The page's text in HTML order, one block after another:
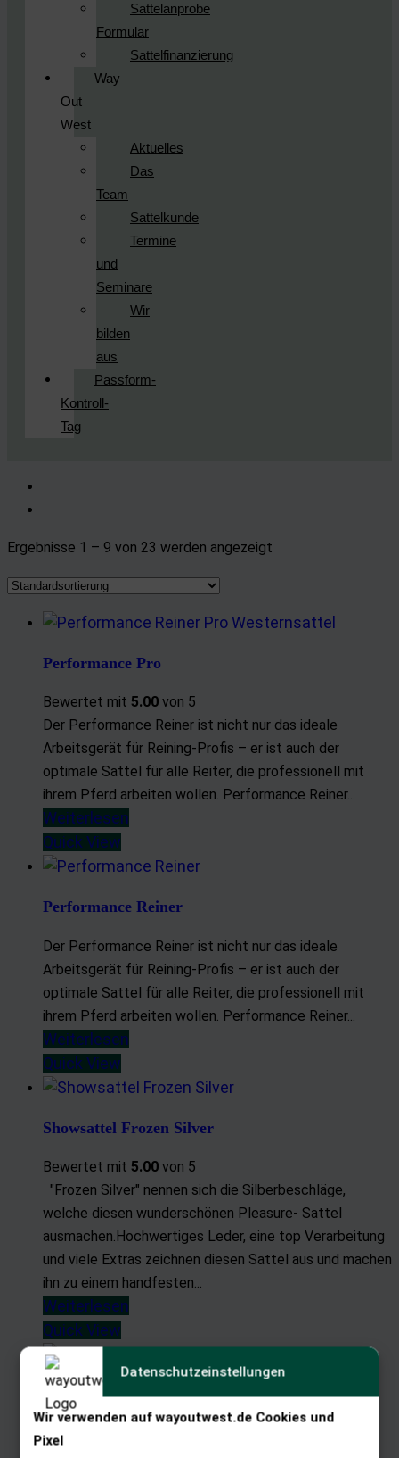
Sattelanprobe
Formular
Sattelfinanzierung
Way
Out
West
Aktuelles
Das
Team
Sattelkunde
Termine
und
Seminare
Wir
bilden
aus
Passform-
Kontroll-
Tag
Ergebnisse 1 – 9 von 23 werden angezeigt
Performance Pro
Bewertet mit 5.00 von 5
Der Performance Reiner ist nicht nur das ideale
Arbeitsgerät für Reining-Profis – er ist auch der
optimale Sattel für alle Reiter, die professionell mit
ihrem Pferd arbeiten wollen. Performance Reiner...
Weiterlesen
Quick View
Performance Reiner
Der Performance Reiner ist nicht nur das ideale
Arbeitsgerät für Reining-Profis – er ist auch der
optimale Sattel für alle Reiter, die professionell mit
ihrem Pferd arbeiten wollen. Performance Reiner...
Weiterlesen
Quick View
Showsattel Frozen Silver
Bewertet mit 5.00 von 5
"Frozen Silver" nennen sich die Silberbeschläge,
welche diesen wunderschönen Pleasure- Sattel
ausmachen.Hochwertiges Leder, eine top Verarbeitung
und viele Extras zeichnen diesen Sattel aus und machen
ihn zu einem handfesten...
Weiterlesen
Quick View
Black Reiner Frozen Silver
Die aparten Silberbeschläge und das schwarze
Datenschutzeinstellungen
Wir verwenden auf wayoutwest.de Cookies und
Pixel